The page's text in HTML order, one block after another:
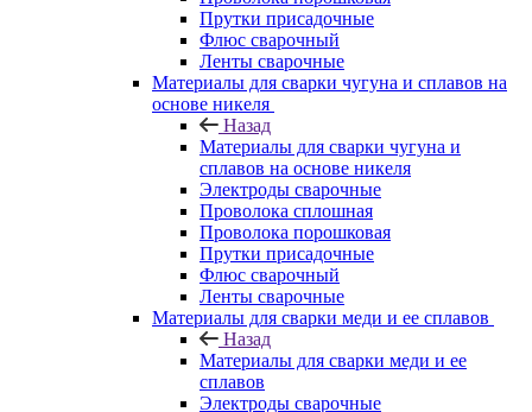
Прутки присадочные
Флюс сварочный
Ленты сварочные
Материалы для сварки чугуна и сплавов на
основе никеля
Назад
Материалы для сварки чугуна и
сплавов на основе никеля
Электроды сварочные
Проволока сплошная
Проволока порошковая
Прутки присадочные
Флюс сварочный
Ленты сварочные
Материалы для сварки меди и ее сплавов
Назад
Материалы для сварки меди и ее
сплавов
Электроды сварочные